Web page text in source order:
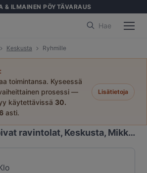
& ILMAINEN PÖYTÄVARAUS
Hae
Keskusta Ryhmille
toimintansa. Kyseessä
prosessi —
käytettävissä 30.
asti.
Lisätietoja
ravintolat, Keskusta, Mikkeli